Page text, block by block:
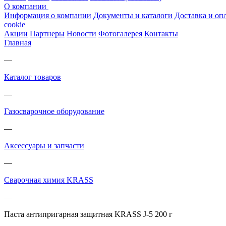
О компании
Информация о компании Документы и каталоги Доставка и
cookie
Акции Партнеры Новости Фотогалерея Контакты
Главная
—
Каталог товаров
—
Газосварочное оборудование
—
Аксессуары и запчасти
—
Сварочная химия KRASS
—
Паста антипригарная защитная KRASS J-5 200 г